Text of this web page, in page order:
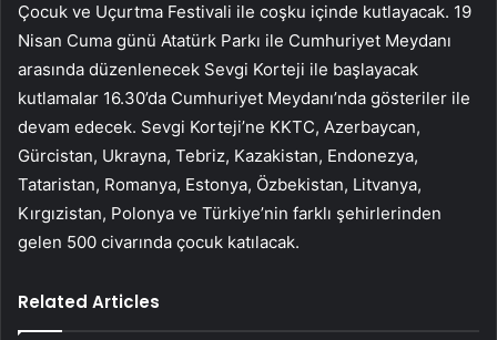
Çocuk ve Uçurtma Festivali ile coşku içinde kutlayacak. 19
Nisan Cuma günü Atatürk Parkı ile Cumhuriyet Meydanı
arasında düzenlenecek Sevgi Korteji ile başlayacak
kutlamalar 16.30’da Cumhuriyet Meydanı’nda gösteriler ile
devam edecek. Sevgi Korteji’ne KKTC, Azerbaycan,
Gürcistan, Ukrayna, Tebriz, Kazakistan, Endonezya,
Tataristan, Romanya, Estonya, Özbekistan, Litvanya,
Kırgızistan, Polonya ve Türkiye’nin farklı şehirlerinden
gelen 500 civarında çocuk katılacak.
Related Articles